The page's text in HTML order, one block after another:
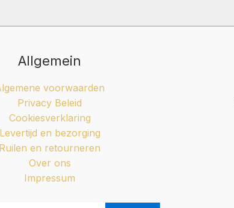
Allgemein
voorwaarden
Privacy Beleid
Cookiesverklaring
Levertijd en bezorging
Ruilen en retourneren
Over ons
Impressum